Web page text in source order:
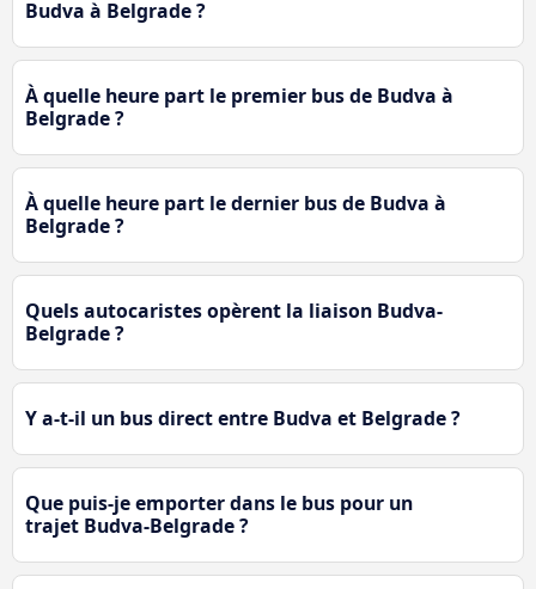
Budva à Belgrade ?
À quelle heure part le premier bus de Budva à
Belgrade ?
À quelle heure part le dernier bus de Budva à
Belgrade ?
Quels autocaristes opèrent la liaison Budva-
Belgrade ?
Y a-t-il un bus direct entre Budva et Belgrade ?
Que puis-je emporter dans le bus pour un
trajet Budva-Belgrade ?